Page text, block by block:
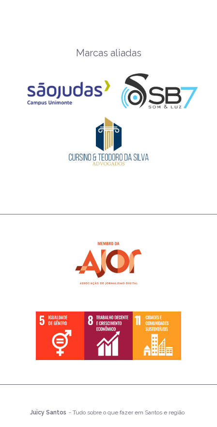
Marcas aliadas
Juicy Santos - Tudo sobre o que fazer em Santos e região